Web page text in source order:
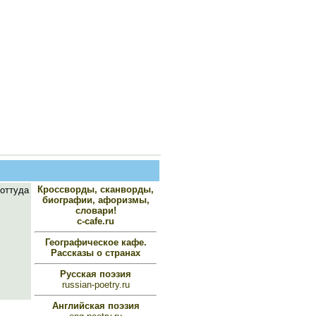
Кроссворды, сканворды,
биографии, афоризмы,
словари!
c-cafe.ru
Географическое кафе.
Рассказы о странах
Русская поэзия
russian-poetry.ru
Английская поэзия